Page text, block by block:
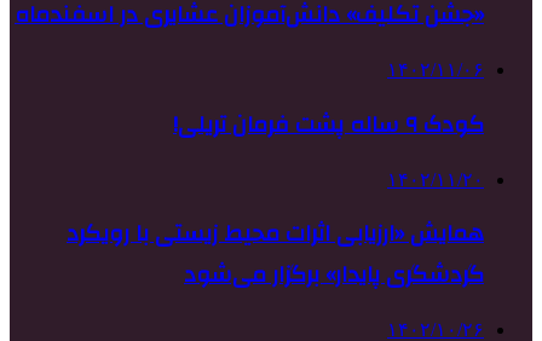
«جشن تکلیف» دانش‌آموزان عشایری در اسفندماه
۱۴۰۲/۱۱/۰۶
کودک ۹ ساله پشت فرمان تریلی!
۱۴۰۲/۱۱/۲۰
همایش «ارزیابی اثرات محیط زیستی با رویکرد
گردشگری پایدار» برگزار می‌شود
۱۴۰۲/۱۰/۲۶